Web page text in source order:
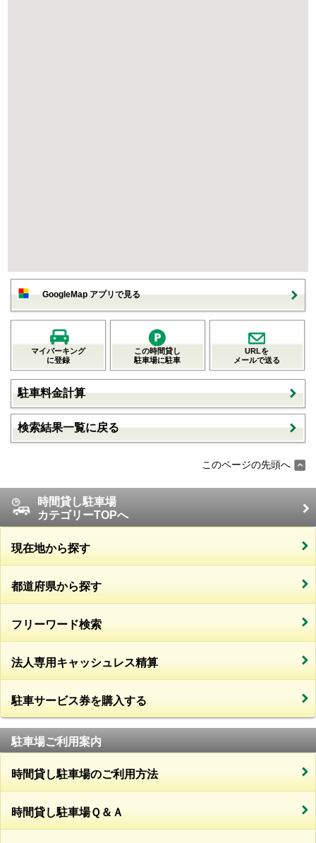
GoogleMap アプリで見る
マイパーキング
に登録
この時間貸し
駐車場に駐車
URLを
メールで送る
駐車料金計算
検索結果一覧に戻る
このページの先頭へ
時間貸し駐車場
カテゴリーTOPへ
現在地から探す
都道府県から探す
フリーワード検索
法人専用キャッシュレス精算
駐車サービス券を購入する
駐車場ご利用案内
時間貸し駐車場のご利用方法
時間貸し駐車場Ｑ＆Ａ